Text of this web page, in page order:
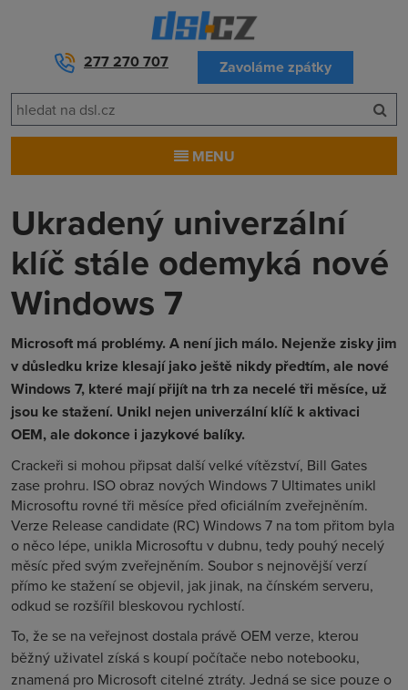
277 270 707 Zavoláme zpátky
MENU
Ukradený univerzální
klíč stále odemyká nové
Windows 7
Microsoft má problémy. A není jich málo. Nejenže zisky jim
v důsledku krize klesají jako ještě nikdy předtím, ale nové
Windows 7, které mají přijít na trh za necelé tři měsíce, už
jsou ke stažení. Unikl nejen univerzální klíč k aktivaci
OEM, ale dokonce i jazykové balíky.
Crackeři si mohou připsat další velké vítězství, Bill Gates
zase prohru. ISO obraz nových Windows 7 Ultimates unikl
Microsoftu rovné tři měsíce před oficiálním zveřejněním.
Verze Release candidate (RC) Windows 7 na tom přitom byla
o něco lépe, unikla Microsoftu v dubnu, tedy pouhý necelý
měsíc před svým zveřejněním. Soubor s nejnovější verzí
přímo ke stažení se objevil, jak jinak, na čínském serveru,
odkud se rozšířil bleskovou rychlostí.
To, že se na veřejnost dostala právě OEM verze, kterou
běžný uživatel získá s koupí počítače nebo notebooku,
znamená pro Microsoft citelné ztráty. Jedná se sice pouze o